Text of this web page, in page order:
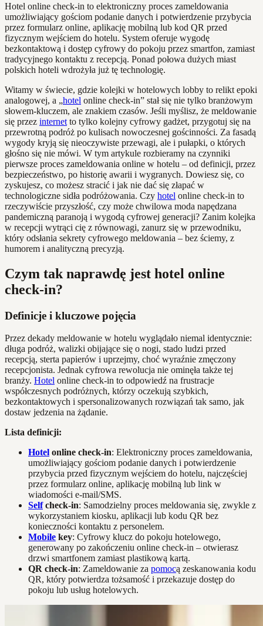
Hotel online check-in to elektroniczny proces zameldowania
umożliwiający gościom podanie danych i potwierdzenie przybycia
przez formularz online, aplikację mobilną lub kod QR przed
fizycznym wejściem do hotelu. System oferuje wygodę
bezkontaktową i dostęp cyfrowy do pokoju przez smartfon, zamiast
tradycyjnego kontaktu z recepcją. Ponad połowa dużych miast
polskich hoteli wdrożyła już tę technologię.
Witamy w świecie, gdzie kolejki w hotelowych lobby to relikt epoki
analogowej, a „hotel online check-in” stał się nie tylko branżowym
słowem-kluczem, ale znakiem czasów. Jeśli myślisz, że meldowanie
się przez internet to tylko kolejny cyfrowy gadżet, przygotuj się na
przewrotną podróż po kulisach nowoczesnej gościnności. Za fasadą
wygody kryją się nieoczywiste przewagi, ale i pułapki, o których
głośno się nie mówi. W tym artykule rozbieramy na czynniki
pierwsze proces zameldowania online w hotelu – od definicji, przez
bezpieczeństwo, po historię awarii i wygranych. Dowiesz się, co
zyskujesz, co możesz stracić i jak nie dać się złapać w
technologiczne sidła podróżowania. Czy hotel online check-in to
rzeczywiście przyszłość, czy może chwilowa moda napędzana
pandemiczną paranoją i wygodą cyfrowej generacji? Zanim kolejka
w recepcji wytrąci cię z równowagi, zanurz się w przewodniku,
który odsłania sekrety cyfrowego meldowania – bez ściemy, z
humorem i analityczną precyzją.
Czym tak naprawdę jest hotel online
check-in?
Definicje i kluczowe pojęcia
Przez dekady meldowanie w hotelu wyglądało niemal identycznie:
długa podróż, walizki obijające się o nogi, stado ludzi przed
recepcją, sterta papierów i uprzejmy, choć wyraźnie zmęczony
recepcjonista. Jednak cyfrowa rewolucja nie ominęła także tej
branży. Hotel online check-in to odpowiedź na frustracje
współczesnych podróżnych, którzy oczekują szybkich,
bezkontaktowych i spersonalizowanych rozwiązań tak samo, jak
dostaw jedzenia na żądanie.
Lista definicji:
Hotel online check-in: Elektroniczny proces zameldowania,
umożliwiający gościom podanie danych i potwierdzenie
przybycia przed fizycznym wejściem do hotelu, najczęściej
przez formularz online, aplikację mobilną lub link w
wiadomości e-mail/SMS.
Selfcheck-in: Samodzielny proces meldowania się, zwykle z
wykorzystaniem kiosku, aplikacji lub kodu QR bez
konieczności kontaktu z personelem.
Mobile key: Cyfrowy klucz do pokoju hotelowego,
generowany po zakończeniu online check-in – otwierasz
drzwi smartfonem zamiast plastikową kartą.
QR check-in: Zameldowanie za pomocą zeskanowania kodu
QR, który potwierdza tożsamość i przekazuje dostęp do
pokoju lub usług hotelowych.